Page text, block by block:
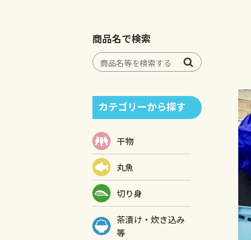
商品名で検索
カテゴリーから探す
干物
丸魚
切り身
茶漬け・炊き込み
等